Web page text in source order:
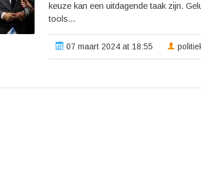
keuze kan een uitdagende taak zijn.
tools...
07 maart 2024 at 18:55